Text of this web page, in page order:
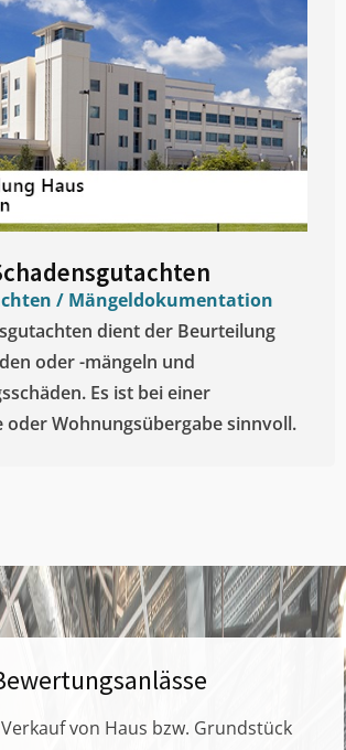
/ Mängeldokumentation
dient der Beurteilung
oder -mängeln und
Es ist bei einer
oder Wohnungsübergabe sinnvoll.
von Haus bzw. Grundstück